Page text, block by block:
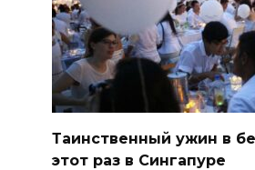
Таинственный ужин в
этот раз в Сингапуре